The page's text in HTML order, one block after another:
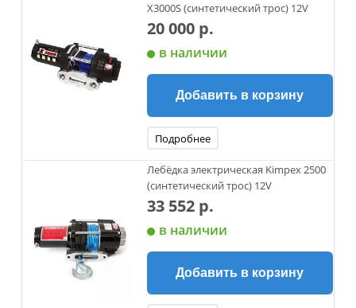
X3000S (синтетический трос) 12V
20 000 р.
в наличии
Добавить в корзину
Подробнее
Лебёдка электрическая Kimpex 2500
(синтетический трос) 12V
33 552 р.
в наличии
Добавить в корзину